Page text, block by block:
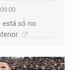
está só no